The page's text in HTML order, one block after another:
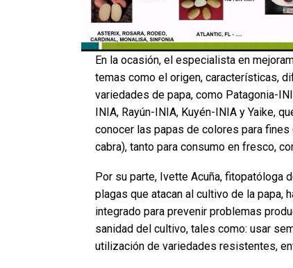
En la ocasión, el especialista en
temas como el origen, características,
variedades de papa, como Patagonia-
INIA, Rayún-INIA, Kuyén-INIA y Yaike,
conocer las papas de colores para
cabra), tanto para consumo en fresco,
Por su parte, Ivette Acuña, fitopatóloga
plagas que atacan al cultivo de la papa,
integrado para prevenir problemas
sanidad del cultivo, tales como: usar
utilización de variedades resistentes,